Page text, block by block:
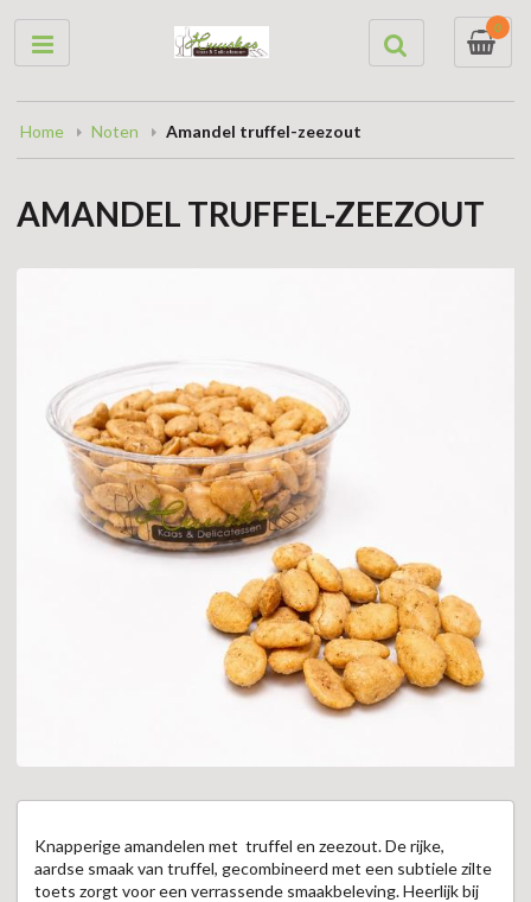
0
Home Noten Amandel truffel-zeezout
AMANDEL TRUFFEL-ZEEZOUT
Knapperige amandelen met  truffel en zeezout. De rijke,
aardse smaak van truffel, gecombineerd met een subtiele zilte
toets zorgt voor een verrassende smaakbeleving. Heerlijk bij